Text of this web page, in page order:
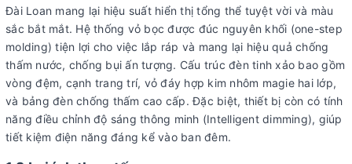
Đài Loan mang lại hiệu suất hiển thị tổng thể tuyệt vời và màu
sắc bắt mắt. Hệ thống vỏ bọc được đúc nguyên khối (one-step
molding) tiện lợi cho việc lắp ráp và mang lại hiệu quả chống
thấm nước, chống bụi ấn tượng. Cấu trúc đèn tinh xảo bao gồm
vòng đệm, cạnh trang trí, vỏ đáy hợp kim nhôm magie hai lớp,
và bảng đèn chống thấm cao cấp. Đặc biệt, thiết bị còn có tính
năng điều chỉnh độ sáng thông minh (Intelligent dimming), giúp
tiết kiệm điện năng đáng kể vào ban đêm.